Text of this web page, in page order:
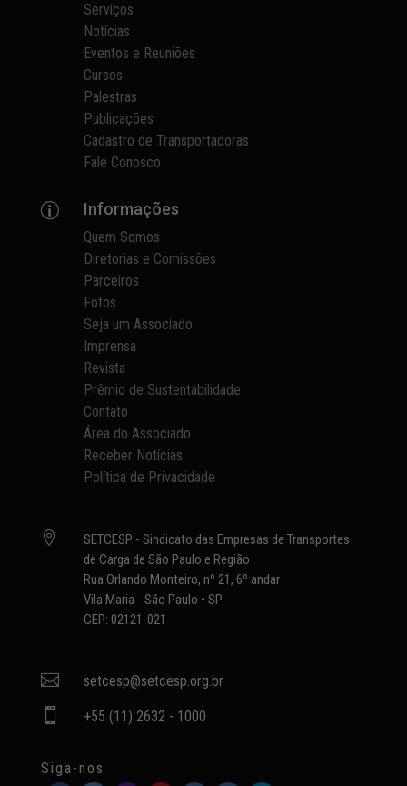
Serviços
Notícias
Eventos e Reuniões
Cursos
Palestras
Publicações
Cadastro de Transportadoras
Fale Conosco
p Informações
Quem Somos
Diretorias e Comissões
Parceiros
Fotos
Seja um Associado
Imprensa
Revista
Prêmio de Sustentabilidade
Contato
Área do Associado
Receber Notícias
Política de Privacidade

SETCESP - Sindicato das Empresas de Transportes
de Carga de São Paulo e Região
Rua Orlando Monteiro, nº 21, 6º andar
Vila Maria - São Paulo • SP
CEP: 02121-021
 setcesp@setcesp.org.br
 +55 (11) 2632 - 1000
Siga-nos